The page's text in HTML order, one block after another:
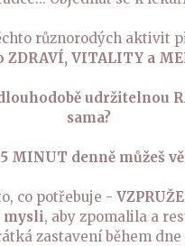
různorodých aktivit
VITALITY a
udržitelnou
sama?
MINUT denně můžeš
co potřebuje -
mysli, aby zpomalila a
zastavení během